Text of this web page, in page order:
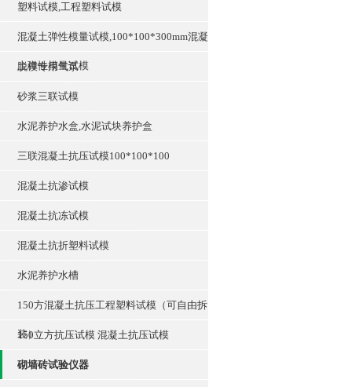
塑料试模,工程塑料试模
混凝土弹性模量试模,100*100*300mm混凝
土弹性模量试模
脱模专用气泵
砂浆三联试模
水泥养护水盒,水泥试块养护盒
三联混凝土抗压试模100*100*100
混凝土抗渗试模
混凝土抗冻试模
混凝土抗折塑料试模
水泥养护水槽
150方混凝土抗压工程塑料试模（可自由拆
装）
150立方抗压试模 混凝土抗压试模
砌墙砖试验仪器